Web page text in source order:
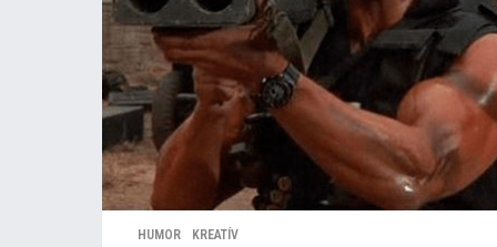
HUMOR ,KREATÍV